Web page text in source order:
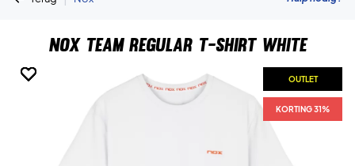
Nox Team Regular T-shirt White
OUTLET
KORTING 31%
OUTLET
KORTING 31%
OUTLET
KORTING 31%
OUTLET
KORTING 31%
OUTLET
KORTING 31%
OUTLET
KORTING 31%
OUTLET
KORTING 31%